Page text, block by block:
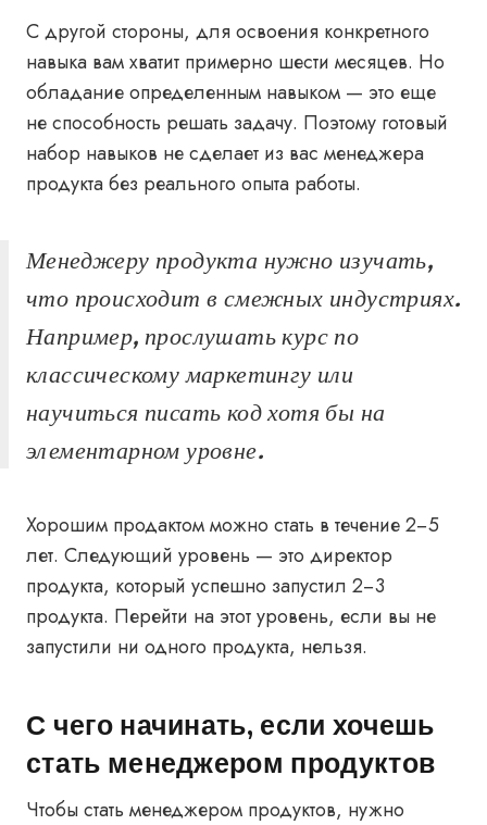
С другой стороны, для освоения конкретного
навыка вам хватит примерно шести месяцев. Но
обладание определенным навыком — это еще
не способность решать задачу. Поэтому готовый
набор навыков не сделает из вас менеджера
продукта без реального опыта работы.
Менеджеру продукта нужно изучать,
что происходит в смежных индустриях.
Например, прослушать курс по
классическому маркетингу или
научиться писать код хотя бы на
элементарном уровне.
Хорошим продактом можно стать в течение 2−5
лет. Следующий уровень — это директор
продукта, который успешно запустил 2−3
продукта. Перейти на этот уровень, если вы не
запустили ни одного продукта, нельзя.
С чего начинать, если хочешь
стать менеджером продуктов
Чтобы стать менеджером продуктов, нужно